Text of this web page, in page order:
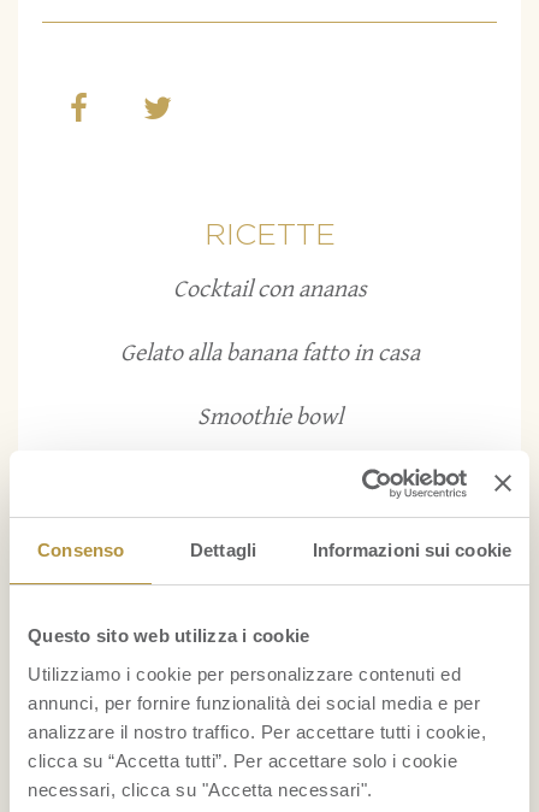
Consenso Dettagli Informazioni sui cookie
Questo sito web utilizza i cookie
Utilizziamo i cookie per personalizzare contenuti ed
annunci, per fornire funzionalità dei social media e per
analizzare il nostro traffico. Per accettare tutti i cookie,
clicca su “Accetta tutti”. Per accettare solo i cookie
necessari, clicca su "Accetta necessari".
RICETTE
Cocktail con ananas
Gelato alla banana fatto in casa
Smoothie bowl
BENESSERE
Indice glicemico della frutta
Foglie di banano
...